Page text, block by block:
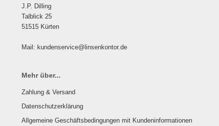
J.P. Dilling
Talblick 25
51515 Kürten
Mail: kundenservice@linsenkontor.de
Mehr über...
Zahlung & Versand
Datenschutzerklärung
Allgemeine Geschäftsbedingungen mit Kundeninformationen